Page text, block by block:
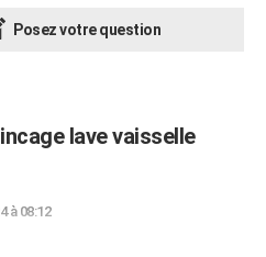
Posez votre question
lave vaisselle
à 08:12